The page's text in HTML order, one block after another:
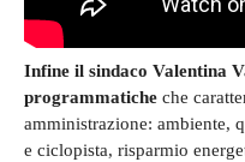
Infine il sindaco Valentina
programmatiche che
amministrazione: ambiente,
e ciclopista, risparmio